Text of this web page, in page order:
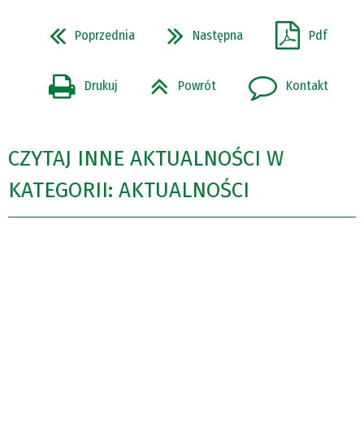
Poprzednia Następna Pdf
Drukuj Powrót Kontakt
CZYTAJ INNE AKTUALNOŚCI W
KATEGORII: AKTUALNOŚCI